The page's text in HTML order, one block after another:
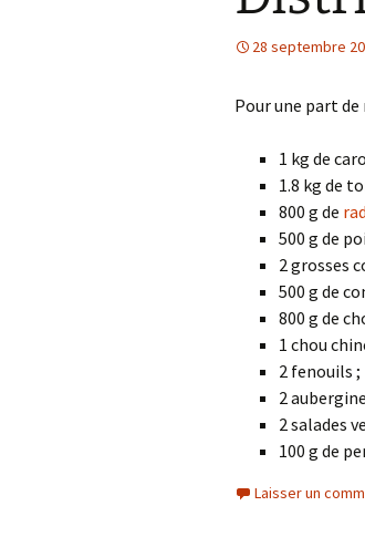
28 septembre
Pour une part
1 kg de
1.8 kg de
800 g de
500 g de
2 grosses
500 g de
800 g de
1 chou
2 fenouils ;
2
2 salades
100 g de
Laisser un